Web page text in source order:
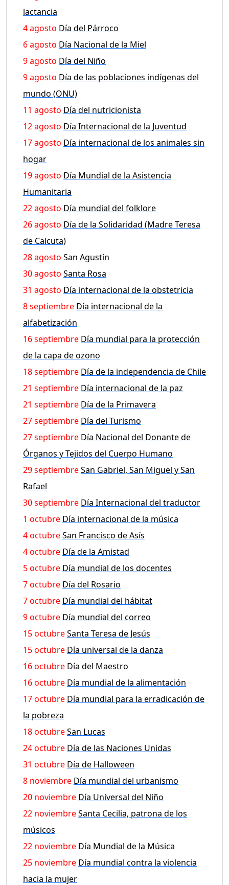
lactancia
4 agosto Día del Párroco
6 agosto Día Nacional de la Miel
9 agosto Día del Niño
9 agosto Día de las poblaciones indígenas del
mundo (ONU)
11 agosto Día del nutricionista
12 agosto Día Internacional de la Juventud
17 agosto Día internacional de los animales sin
hogar
19 agosto Día Mundial de la Asistencia
Humanitaria
22 agosto Día mundial del folklore
26 agosto Día de la Solidaridad (Madre Teresa
de Calcuta)
28 agosto San Agustín
30 agosto Santa Rosa
31 agosto Día internacional de la obstetricia
8 septiembre Día internacional de la
alfabetización
16 septiembre Día mundial para la protección
de la capa de ozono
18 septiembre Día de la independencia de Chile
21 septiembre Día internacional de la paz
21 septiembre Día de la Primavera
27 septiembre Día del Turismo
27 septiembre Día Nacional del Donante de
Órganos y Tejidos del Cuerpo Humano
29 septiembreSan Gabriel, San Miguel y San
Rafael
30 septiembre Día Internacional del traductor
1 octubre Día internacional de la música
4 octubreSan Francisco de Asís
4 octubre Día de la Amistad
5 octubre Día mundial de los docentes
7 octubre Día del Rosario
7 octubre Día mundial del hábitat
9 octubre Día mundial del correo
15 octubreSanta Teresa de Jesús
15 octubre Día universal de la danza
16 octubre Día del Maestro
16 octubre Día mundial de la alimentación
17 octubre Día mundial para la erradicación de
la pobreza
18 octubreSan Lucas
24 octubre Día de las Naciones Unidas
31 octubre Día de Halloween
8 noviembre Día mundial del urbanismo
20 noviembre Día Universal del Niño
22 noviembreSanta Cecilia, patrona de los
músicos
22 noviembre Día Mundial de la Música
25 noviembre Día mundial contra la violencia
hacia la mujer